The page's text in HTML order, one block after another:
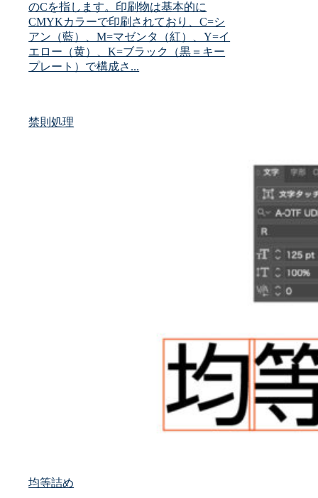
のCを指します。印刷物は基本的に
CMYKカラーで印刷されており、C=シ
アン（藍）、M=マゼンタ（紅）、Y=イ
エロー（黄）、K=ブラック（黒＝キー
プレート）で構成さ...
禁則処理
均等詰め